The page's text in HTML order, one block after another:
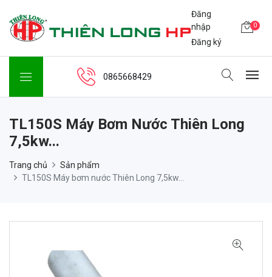
Đăng
nhập
Đăng ký
0
0865668429
TL150S Máy Bơm Nước Thiên Long
7,5kw...
Trang chủ
Sản phẩm
TL150S Máy bơm nước Thiên Long 7,5kw...